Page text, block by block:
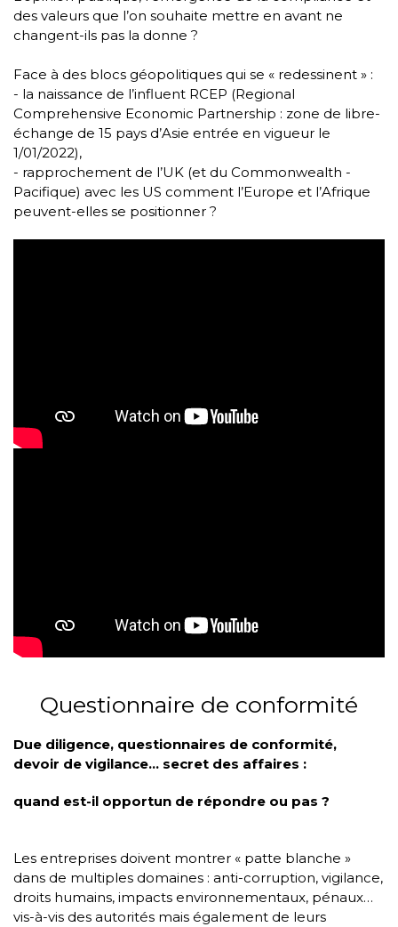
des valeurs que l’on souhaite mettre en avant ne
changent-ils pas la donne ?
Face à des blocs géopolitiques qui se « redessinent » :
- la naissance de l’influent RCEP (Regional
Comprehensive Economic Partnership : zone de libre-
échange de 15 pays d’Asie entrée en vigueur le
1/01/2022),
- rapprochement de l’UK (et du Commonwealth -
Pacifique) avec les US comment l’Europe et l’Afrique
peuvent-elles se positionner ?
Questionnaire de conformité
Due diligence, questionnaires de conformité,
devoir de vigilance… secret des affaires :
quand est-il opportun de répondre ou pas ?
Les entreprises doivent montrer « patte blanche »
dans de multiples domaines : anti-corruption, vigilance,
droits humains, impacts environnementaux, pénaux…
vis-à-vis des autorités mais également de leurs